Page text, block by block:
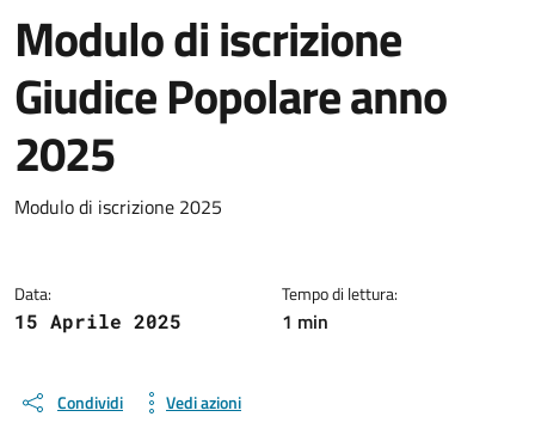
Modulo di iscrizione
Giudice Popolare anno
2025
Dettagli del documento
Modulo di iscrizione 2025
Data:
15 Aprile 2025
Tempo di lettura:
1 min
Condividi Vedi azioni